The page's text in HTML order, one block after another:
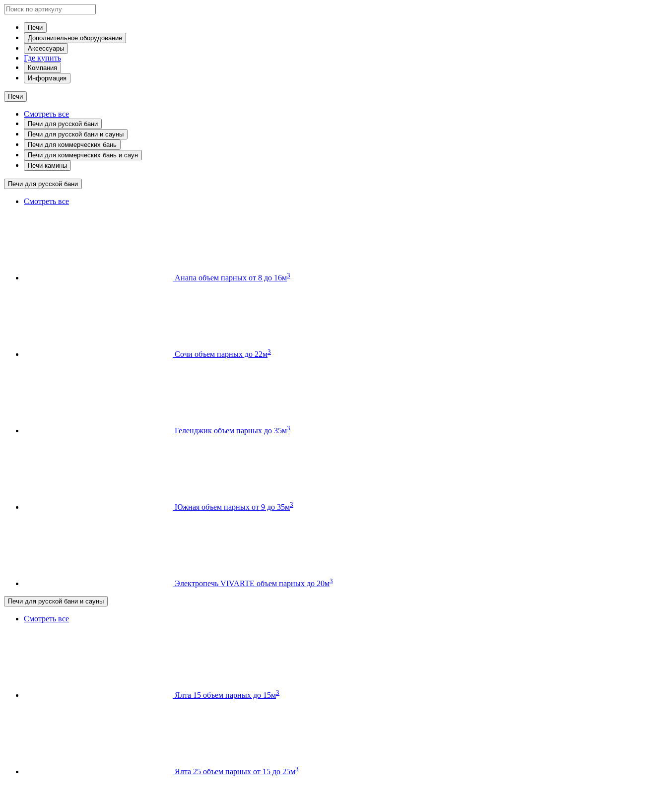
Печи
Дополнительное оборудование
Аксессуары
Где купить
Компания
Информация
Печи
Смотреть все
Печи для русской бани
Печи для русской бани и сауны
Печи для коммерческих бань
Печи для коммерческих бань и саун
Печи-камины
Печи для русской бани
Смотреть все
Анапа объем парных от 8 до 16м3
Сочи объем парных до 22м3
Геленджик объем парных до 35м3
Южная объем парных от 9 до 35м3
Электропечь VIVARTE объем парных до 20м3
Печи для русской бани и сауны
Смотреть все
Ялта 15 объем парных до 15м3
Ялта 25 объем парных от 15 до 25м3